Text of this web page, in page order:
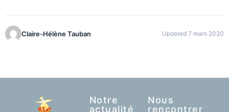
Claire-Hélène Tauban Updated 7 mars 2020
Notre
actualité
Nous
rencontrer